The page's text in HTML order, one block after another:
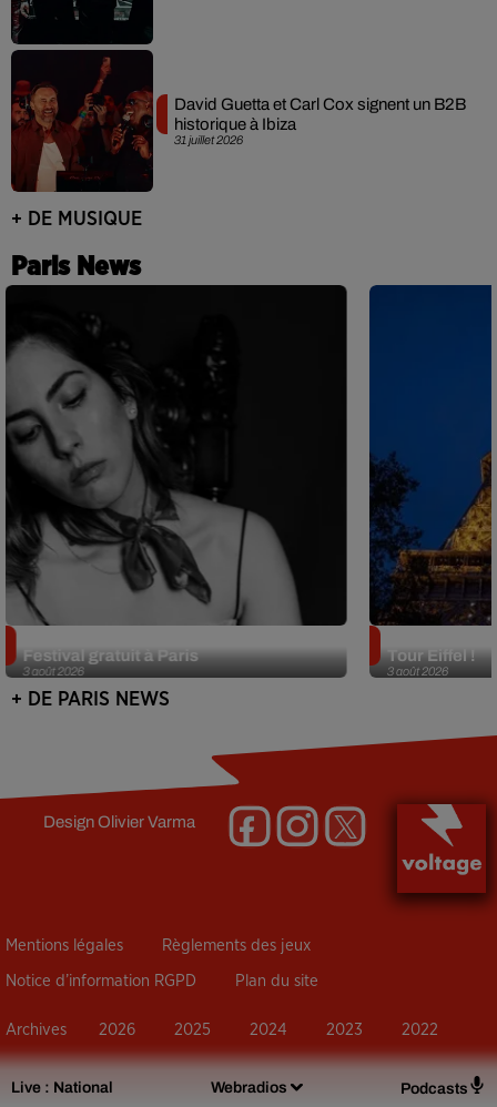
Live : National Webradios Podcasts
31 juillet 2026
David Guetta et Carl Cox signent un B2B
historique à Ibiza
+ DE MUSIQUE
Paris News
3 août 2026
Festival gratuit à Paris
3 août 2026
Tour Eiffel !
+ DE PARIS NEWS
DesignOlivier Varma
Mentions légales Règlements des jeux
Notice d’information RGPD Plan du site
Archives 2026 2025 2024 2023 2022